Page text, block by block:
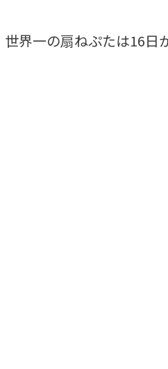
世界一の扇ねぷたは16日